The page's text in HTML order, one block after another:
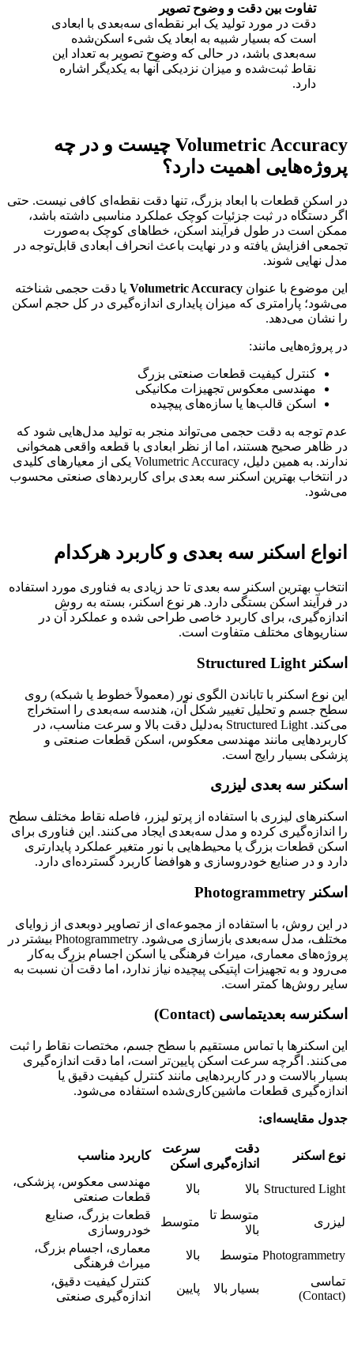
تفاوت بین دقت و وضوح تصویر
دقت در مورد تولید یک ابر نقطه‌ای سه‌بعدی با ابعادی
است که بسیار شبیه به ابعاد یک شیء اسکن‌شده
سه‌بعدی باشد، در حالی که وضوح تصویر به تعداد این
نقاط ثبت‌شده و میزان نزدیکی آنها به یکدیگر اشاره
دارد.
Volumetric Accuracy چیست و در چه
پروژه‌هایی اهمیت دارد؟
در اسکن قطعات با ابعاد بزرگ، تنها دقت نقطه‌ای کافی نیست. حتی
اگر دستگاه در ثبت جزئیات کوچک عملکرد مناسبی داشته باشد،
ممکن است در طول فرآیند اسکن، خطاهای کوچک به‌صورت
تجمعی افزایش یافته و در نهایت باعث انحراف ابعادی قابل‌توجه در
مدل نهایی شوند.
این موضوع با عنوان Volumetric Accuracy یا دقت حجمی شناخته
می‌شود؛ پارامتری که میزان پایداری اندازه‌گیری در کل حجم اسکن
را نشان می‌دهد.
در پروژه‌هایی مانند:
کنترل کیفیت قطعات صنعتی بزرگ
مهندسی معکوس تجهیزات مکانیکی
اسکن قالب‌ها یا سازه‌های پیچیده
عدم توجه به دقت حجمی می‌تواند منجر به تولید مدل‌هایی شود که
در ظاهر صحیح هستند، اما از نظر ابعادی با قطعه واقعی همخوانی
ندارند. به همین دلیل، Volumetric Accuracy یکی از معیارهای کلیدی
در انتخاب بهترین اسکنر سه بعدی برای کاربردهای صنعتی محسوب
می‌شود.
انواع اسکنر سه بعدی و کاربرد هرکدام
انتخاب بهترین اسکنر سه بعدی تا حد زیادی به فناوری مورد استفاده
در فرآیند اسکن بستگی دارد. هر نوع اسکنر، بسته به روش
اندازه‌گیری، برای کاربرد خاصی طراحی شده و عملکرد آن در
سناریوهای مختلف متفاوت است.
اسکنر Structured Light
این نوع اسکنر با تاباندن الگوی نور (معمولاً خطوط یا شبکه) روی
سطح جسم و تحلیل تغییر شکل آن، هندسه سه‌بعدی را استخراج
می‌کند. Structured Light به‌دلیل دقت بالا و سرعت مناسب، در
کاربردهایی مانند مهندسی معکوس، اسکن قطعات صنعتی و
پزشکی بسیار رایج است.
اسکنر سه بعدی لیزری
اسکنرهای لیزری با استفاده از پرتو لیزر، فاصله نقاط مختلف سطح
را اندازه‌گیری کرده و مدل سه‌بعدی ایجاد می‌کنند. این فناوری برای
اسکن قطعات بزرگ یا محیط‌هایی با نور متغیر عملکرد پایدارتری
دارد و در صنایع خودروسازی و هوافضا کاربرد گسترده‌ای دارد.
اسکنر Photogrammetry
در این روش، با استفاده از مجموعه‌ای از تصاویر دوبعدی از زوایای
مختلف، مدل سه‌بعدی بازسازی می‌شود. Photogrammetry بیشتر در
پروژه‌های معماری، میراث فرهنگی یا اسکن اجسام بزرگ به‌کار
می‌رود و به تجهیزات اپتیکی پیچیده نیاز ندارد، اما دقت آن نسبت به
سایر روش‌ها کمتر است.
اسکنرسه بعدیتماسی (Contact)
این اسکنرها با تماس مستقیم با سطح جسم، مختصات نقاط را ثبت
می‌کنند. اگرچه سرعت اسکن پایین‌تر است، اما دقت اندازه‌گیری
بسیار بالاست و در کاربردهایی مانند کنترل کیفیت دقیق یا
اندازه‌گیری قطعات ماشین‌کاری‌شده استفاده می‌شود.
جدول مقایسه‌ای:
نوع اسکنر
دقت
اندازه‌گیری
سرعت
اسکن
کاربرد مناسب
Structured Light بالا بالا
مهندسی معکوس، پزشکی،
قطعات صنعتی
لیزری
متوسط تا
بالا
متوسط
قطعات بزرگ، صنایع
خودروسازی
Photogrammetry متوسط بالا
معماری، اجسام بزرگ،
میراث فرهنگی
تماسی
(Contact)
بسیار بالا پایین
کنترل کیفیت دقیق،
اندازه‌گیری صنعتی